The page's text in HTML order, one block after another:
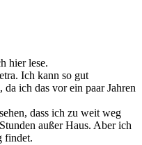
hier lese.
Ich kann so gut
ich das vor ein paar Jahren
dass ich zu weit weg
außer Haus. Aber ich
findet.